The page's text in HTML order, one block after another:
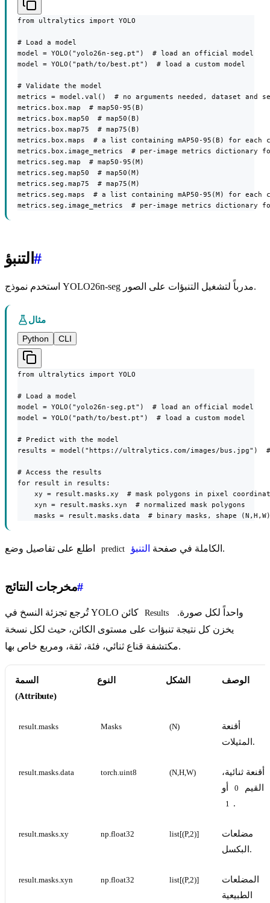
from ultralytics import YOLO
# Load a model
model = YOLO("yolo26n-seg.pt")  # load an official model
model = YOLO("path/to/best.pt")  # load a custom model
# Validate the model
metrics = model.val()  # no arguments needed, dataset and
metrics.box.map  # map50-95(B)
metrics.box.map50  # map50(B)
metrics.box.map75  # map75(B)
metrics.box.maps  # a list containing mAP50-95(B) for each
metrics.box.image_metrics  # per-image metrics
metrics.seg.map  # map50-95(M)
metrics.seg.map50  # map50(M)
metrics.seg.map75  # map75(M)
metrics.seg.maps  # a list containing mAP50-95(M) for each
metrics.seg.image_metrics  # per-image metrics
التنبؤ#
استخدم نموذج YOLO26n-seg مدرباً لتشغيل التنبؤات على الصور.
مثال
Python
CLI
from ultralytics import YOLO
# Load a model
model = YOLO("yolo26n-seg.pt")  # load an official model
model = YOLO("path/to/best.pt")  # load a custom model
# Predict with the model
results = model("https://ultralytics.com/images/bus.jpg")
# Access the results
for result in results:
xy = result.masks.xy  # mask polygons in pixel
    xyn = result.masks.xyn  # normalized mask polygons
masks = result.masks.data  # binary masks, shape
predict الكاملة في صفحة التنبؤ .
مخرجات النتائج#
Results
يخزن كل نتيجة تنبؤات على مستوى الكائن، حيث لكل نسخة
مكتشفة قناع ثنائي، فئة، ثقة، ومربع خاص بها.
السمة
(Attribute)
النوع الشكل الوصف
result.masks Masks (N)
أقنعة
المثيلات.
result.masks.data torch.uint8 (N,H,W)
أقنعة ثنائية،
القيم
0 أو
1 .
result.masks.xy np.float32 list[(P,2)]
مضلعات
البكسل.
result.masks.xyn np.float32 list[(P,2)]
المضلعات
الطبيعية